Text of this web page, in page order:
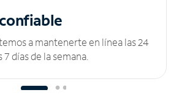
a mantenerte en línea las 24
días de la semana.